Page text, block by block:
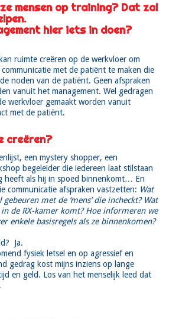
mensen op training? Dat zal
hier iets in doen?
ruimte creëren op de werkvloer om
met de patiënt te maken die
noden van de patiënt. Geen afspraken
vanuit het management. Wel gedragen
werkvloer gemaakt worden vanuit
met de patiënt.
creëren?
een mystery shopper, een
begeleider die iedereen laat stilstaan
heeft als hij in spoed binnenkomt… En
communicatie afspraken vastzetten: Wat
met de ‘mens’ die incheckt? Wat
in de RX-kamer komt? Hoe informeren we
enkele basisregels als ze binnenkomen?
Ja.
fysiek letsel en op agressief en
gedrag kost mijns inziens op lange
en geld. Los van het menselijk leed dat